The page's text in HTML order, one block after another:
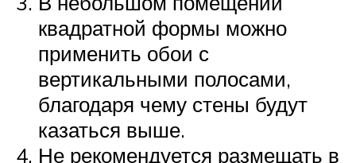
квадратной формы можно
применить обои с
вертикальными полосами,
благодаря чему стены будут
казаться выше.
Не рекомендуется размещать в